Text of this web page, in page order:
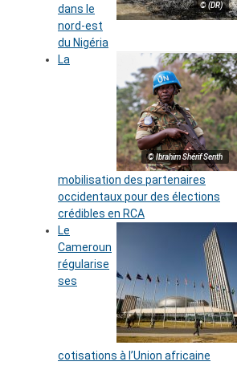
© (DR)
dans le
nord-est
du Nigéria
© Ibrahim Shérif Senth
La
mobilisation des partenaires
occidentaux pour des élections
crédibles en RCA
Le
Cameroun
régularise
ses
cotisations à l’Union africaine